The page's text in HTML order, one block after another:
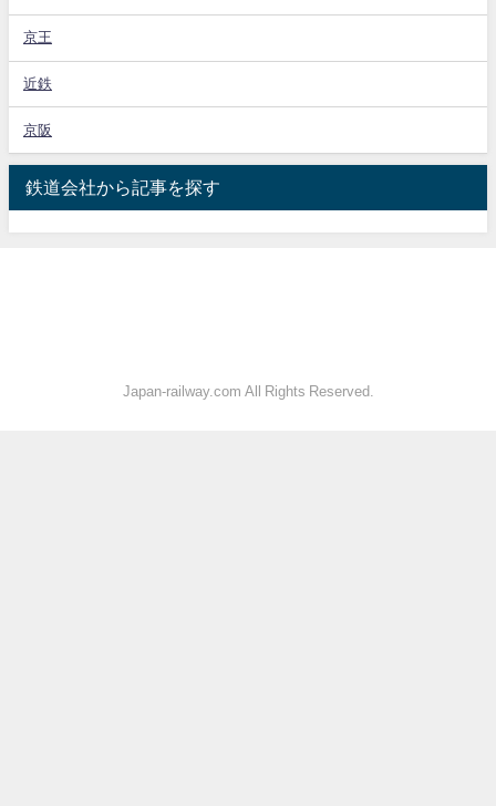
京王
近鉄
京阪
鉄道会社から記事を探す
Japan-railway.com All Rights Reserved.